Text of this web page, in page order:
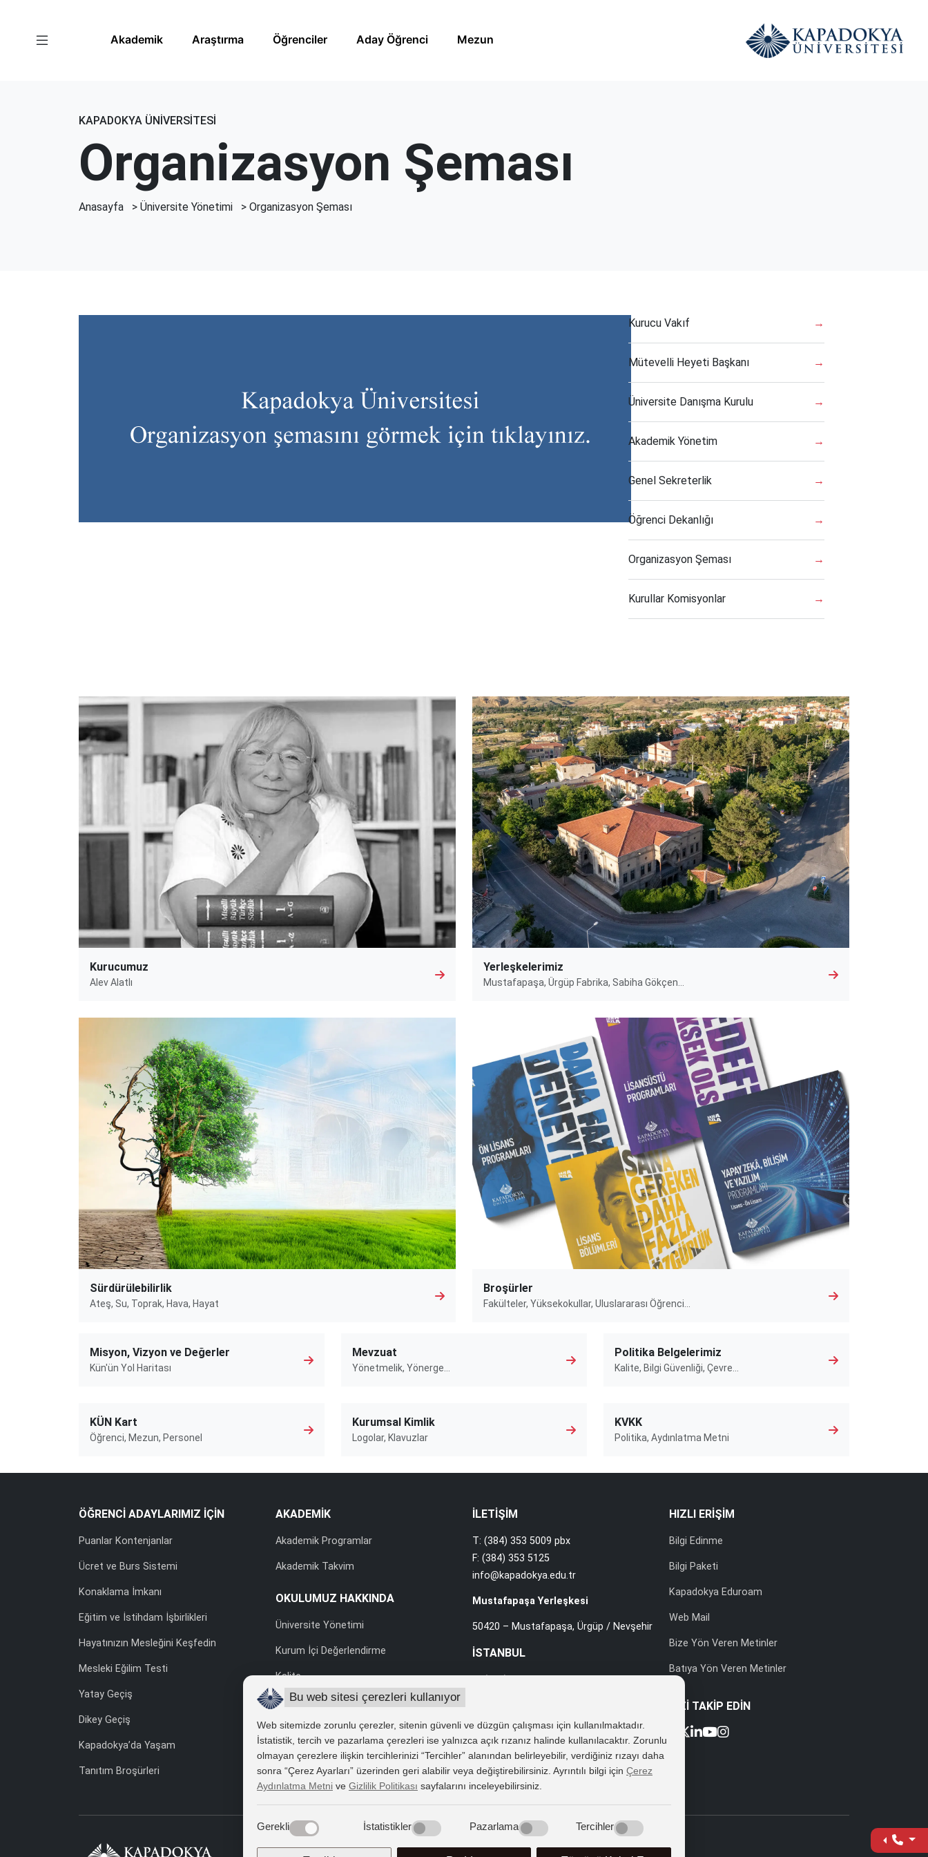
Akademik Araştırma Öğrenciler Aday Öğrenci Mezun
KAPADOKYA ÜNİVERSİTESİ
Organizasyon Şeması
Anasayfa > Üniversite Yönetimi > Organizasyon Şeması
Kurucu Vakıf →
Mütevelli Heyeti Başkanı →
Üniversite Danışma Kurulu →
Akademik Yönetim →
Genel Sekreterlik →
Öğrenci Dekanlığı →
Organizasyon Şeması →
Kurullar Komisyonlar →
Kurucumuz
Alev Alatlı
Yerleşkelerimiz
Mustafapaşa, Ürgüp Fabrika, Sabiha Gökçen…
Sürdürülebilirlik
Ateş, Su, Toprak, Hava, Hayat
Broşürler
Fakülteler, Yüksekokullar, Uluslararası Öğrenci...
Misyon, Vizyon ve Değerler
Kün'ün Yol Haritası
Mevzuat
Yönetmelik, Yönerge…
Politika Belgelerimiz
Kalite, Bilgi Güvenliği, Çevre…
KÜN Kart
Öğrenci, Mezun, Personel
Kurumsal Kimlik
Logolar, Klavuzlar
KVKK
Politika, Aydınlatma Metni
ÖĞRENCİ ADAYLARIMIZ İÇİN
Puanlar Kontenjanlar
Ücret ve Burs Sistemi
Konaklama İmkanı
Eğitim ve İstihdam İşbirlikleri
Hayatınızın Mesleğini Keşfedin
Mesleki Eğilim Testi
Yatay Geçiş
Dikey Geçiş
Kapadokya’da Yaşam
Tanıtım Broşürleri
AKADEMİK
Akademik Programlar
Akademik Takvim
OKULUMUZ HAKKINDA
Üniversite Yönetimi
Kurum İçi Değerlendirme
Kalite
Uluslararası İlişkiler
Yönetmelik ve Yönergeler
Kişisel Verilerin Korunması
İhale ve Duyurular
İLETİŞİM
T: (384) 353 5009 pbx
F: (384) 353 5125
info@kapadokya.edu.tr
Mustafapaşa Yerleşkesi
50420 – Mustafapaşa, Ürgüp / Nevşehir
İSTANBUL
Sabiha Gökçen Yerleşkesi
Ankara Caddesi Bol Ahenk Sokak No:2
34912 Pendik / İstanbul
HIZLI ERİŞİM
Bilgi Edinme
Bilgi Paketi
Kapadokya Eduroam
Web Mail
Bize Yön Veren Metinler
Batıya Yön Veren Metinler
BİZİ TAKİP EDİN
Bu web sitesi çerezleri kullanıyor
Web sitemizde zorunlu çerezler, sitenin güvenli ve düzgün çalışması için kullanılmaktadır.
İstatistik, tercih ve pazarlama çerezleri ise yalnızca açık rızanız halinde kullanılacaktır. Zorunlu
olmayan çerezlere ilişkin tercihlerinizi “Tercihler” alanından belirleyebilir, verdiğiniz rızayı daha
sonra “Çerez Ayarları” üzerinden geri alabilir veya değiştirebilirsiniz. Ayrıntılı bilgi için Çerez
Aydınlatma Metni ve Gizlilik Politikası sayfalarını inceleyebilirsiniz.
Gerekli İstatistikler Pazarlama Tercihler